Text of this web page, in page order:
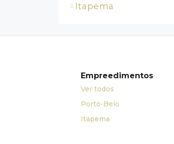
Itapema
Empreedimentos
Ver todos
Porto-Belo
Itapema